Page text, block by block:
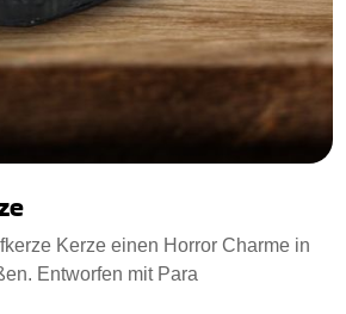
Kerze einen Horror Charme in
Entworfen mit Para